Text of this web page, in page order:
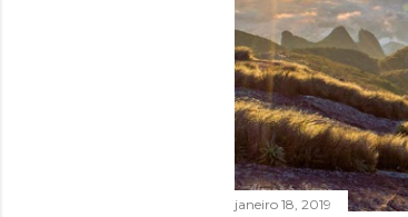
janeiro 18, 2019